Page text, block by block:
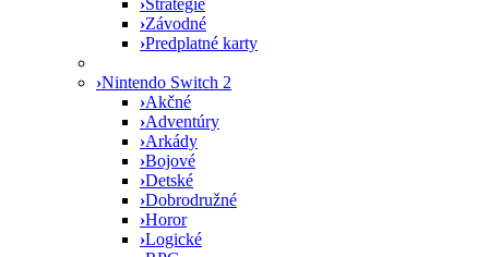
›Stratégie
›Závodné
›Predplatné karty
›Nintendo Switch 2
›Akčné
›Adventúry
›Arkády
›Bojové
›Detské
›Dobrodružné
›Horor
›Logické